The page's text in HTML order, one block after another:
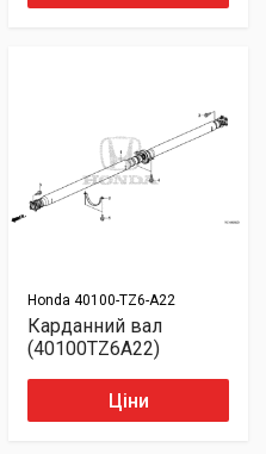
Honda 40100-TZ6-A22
Карданний вал
(40100TZ6A22)
Ціни